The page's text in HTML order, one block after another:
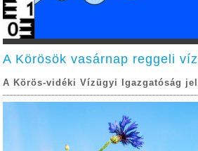
A Körösök vasárnap reggeli
A Körös-vidéki Vízügyi Igazgatóság